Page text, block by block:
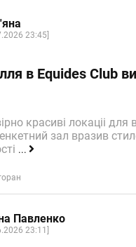
twitter
20:31
працювати у вас.
закусочных
23:45]
в Equides Club
красиві локаціі для
зал вразив
...
Павленко
23:11]